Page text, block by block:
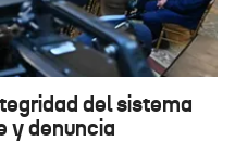
del sistema
y denuncia